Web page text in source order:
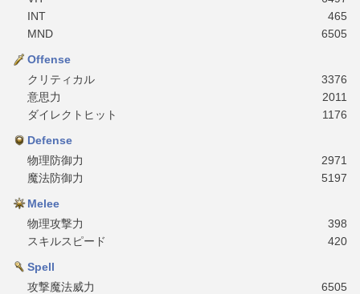
INT
465
MND
6505
Offense
クリティカル
3376
意思力
2011
ダイレクトヒット
1176
Defense
物理防御力
2971
魔法防御力
5197
Melee
物理攻撃力
398
スキルスピード
420
Spell
攻撃魔法威力
6505